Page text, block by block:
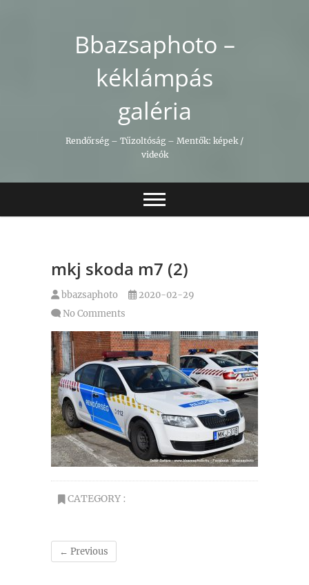
Bbazsaphoto –
kéklámpás
galéria
Rendőrség – Tűzoltóság – Mentők: képek /
videók
mkj skoda m7 (2)
bbazsaphoto
2020-02-29
No Comments
CATEGORY :
← Previous